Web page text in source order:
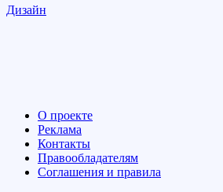
Дизайн
О проекте
Реклама
Контакты
Правообладателям
Соглашения и правила